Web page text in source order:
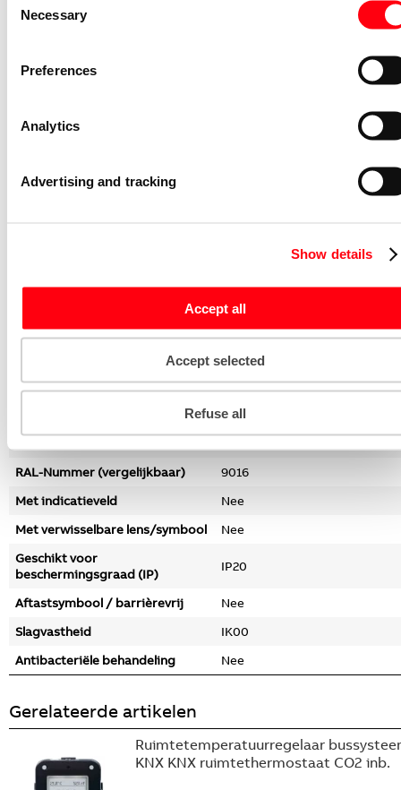
Selection
Necessary
Preferences
Analytics
Advertising and tracking
Show details
Accept all
Accept selected
Refuse all
Specificaties
Kunststof
Materiaalkwaliteit
Thermoplast
Ja
Oppervlaktebescherming
Onbehandeld
Glanzend
RAL-Nummer (vergelijkbaar)
9016
Met indicatieveld
Nee
Met verwisselbare lens/symbool
Nee
Geschikt voor
beschermingsgraad (IP)
IP20
Aftastsymbool / barrièrevrij
Nee
Slagvastheid
IK00
Antibacteriële behandeling
Nee
Gerelateerde artikelen
Ruimtetemperatuurregelaar
KNX KNX ruimtethermostaat CO2 inb.